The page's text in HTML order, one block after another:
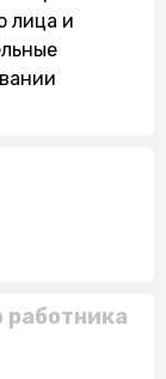
лица и
работника